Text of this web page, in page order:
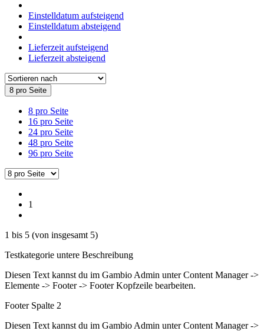
Einstelldatum aufsteigend
Einstelldatum absteigend
Lieferzeit aufsteigend
Lieferzeit absteigend
8 pro Seite
8 pro Seite
16 pro Seite
24 pro Seite
48 pro Seite
96 pro Seite
1
1 bis 5 (von insgesamt 5)
Testkategorie untere Beschreibung
Diesen Text kannst du im Gambio Admin unter Content Manager ->
Elemente -> Footer -> Footer Kopfzeile bearbeiten.
Footer Spalte 2
Diesen Text kannst du im Gambio Admin unter Content Manager ->